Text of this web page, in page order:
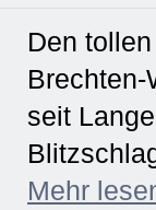
Den
Brechten-
seit
Mehr